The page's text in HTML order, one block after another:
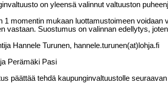
on yleensä valinnut valtuuston
1 momentin mukaan luottamustoimeen voidaan
vastaan. Suostumus on valinnan edellytys,
Hannele Turunen, hannele.turunen(at)lohja.fi
Perämäki Pasi
päättää tehdä kaupunginvaltuustolle